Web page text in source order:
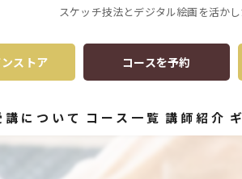
スケッチ技法とデジタル絵画を活か
ストア コースを予約
講について コース一覧 講師紹介